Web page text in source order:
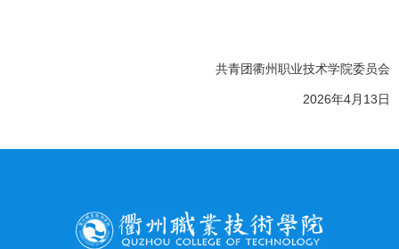
共青团衢州职业技术学院委员会
2026年4月13日